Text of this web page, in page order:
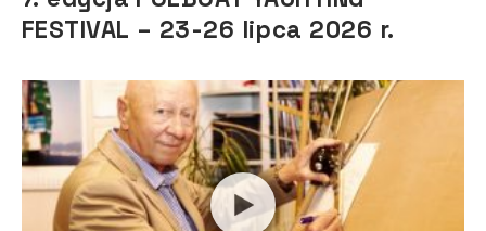
FESTIVAL – 23-26 lipca 2026 r.